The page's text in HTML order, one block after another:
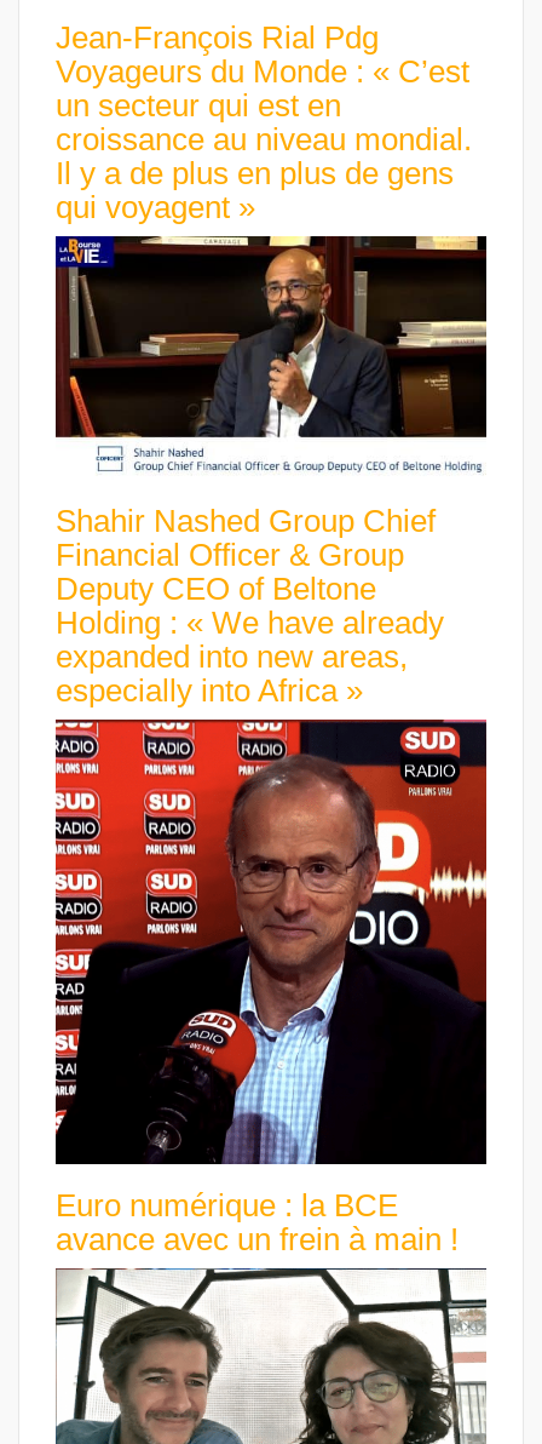
Jean-François Rial Pdg
Voyageurs du Monde : « C’est
un secteur qui est en
croissance au niveau mondial.
Il y a de plus en plus de gens
qui voyagent »
Shahir Nashed Group Chief
Financial Officer & Group
Deputy CEO of Beltone
Holding : « We have already
expanded into new areas,
especially into Africa »
Euro numérique : la BCE
avance avec un frein à main !